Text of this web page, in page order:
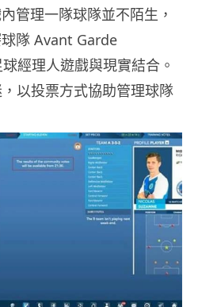
管理一隊球隊並不陌生，
隊 Avant Garde
經理人遊戲與現實結合。
以投票方式協助管理球隊